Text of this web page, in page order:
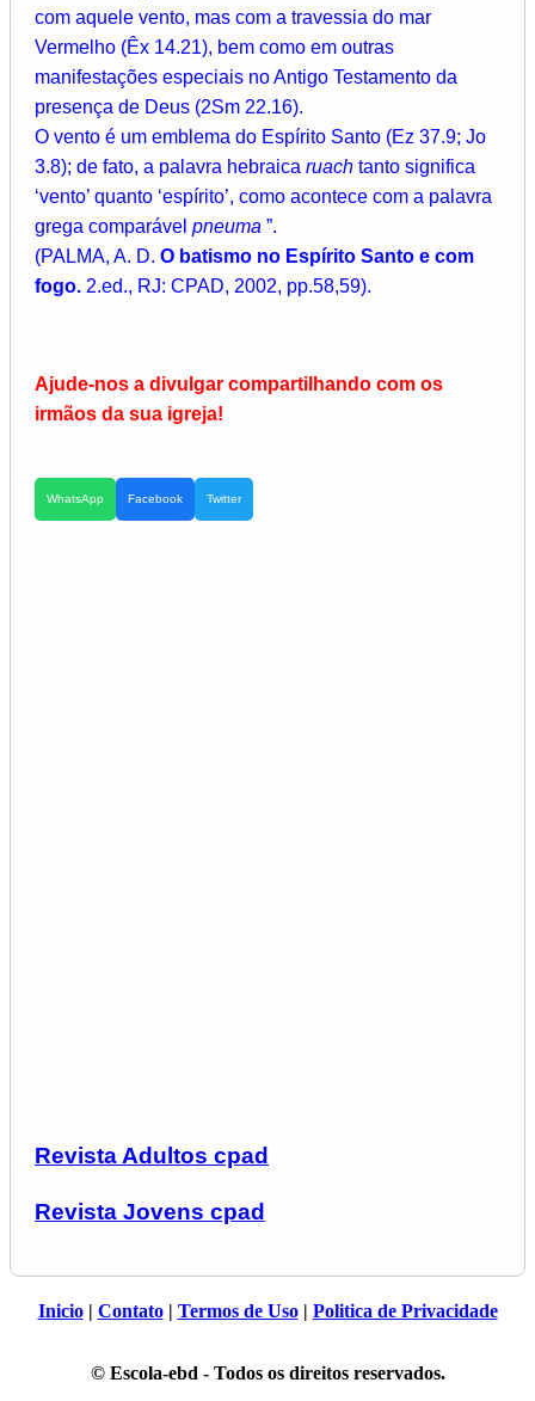
com aquele vento, mas com a travessia do mar
Vermelho (Êx 14.21), bem como em outras
manifestações especiais no Antigo Testamento da
presença de Deus (2Sm 22.16).
O vento é um emblema do Espírito Santo (Ez 37.9; Jo
3.8); de fato, a palavra hebraica ruach tanto significa
‘vento’ quanto ‘espírito’, como acontece com a palavra
grega comparável pneuma ”.
(PALMA, A. D. O batismo no Espírito Santo e com
fogo. 2.ed., RJ: CPAD, 2002, pp.58,59).
Ajude-nos a divulgar compartilhando com os
irmãos da sua igreja!
WhatsApp Facebook Twitter
Revista Adultos cpad
Revista Jovens cpad
Inicio| Contato| Termos de Uso| Politica de Privacidade
© Escola-ebd - Todos os direitos reservados.